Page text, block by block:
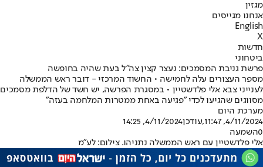
מגזין
אנחנו מגייסים
English
X
חדשות
ביטחוני
פרשת גניבת המסמכים: נעצר קצין צה"ל בעת שהיה בחופשה
מספר העצורים עלה לחמישה • החשוד המרכזי - דובר ראש הממשלה
לענייני צבא אלי פלדשטיין • במסגרת הפרשה, יש חשד של הדלפת מסמכים
מסווגים שהגיעו לכדי "פגיעה באחת ממטרות המלחמה בעזה"
מערכת היום
4/11/2024, 11:47
,עודכן4/11/2024, 14:25
0השמעה
אלי פלדשטיין עם ראש הממשלה נתניהו. צילום: לע"מ